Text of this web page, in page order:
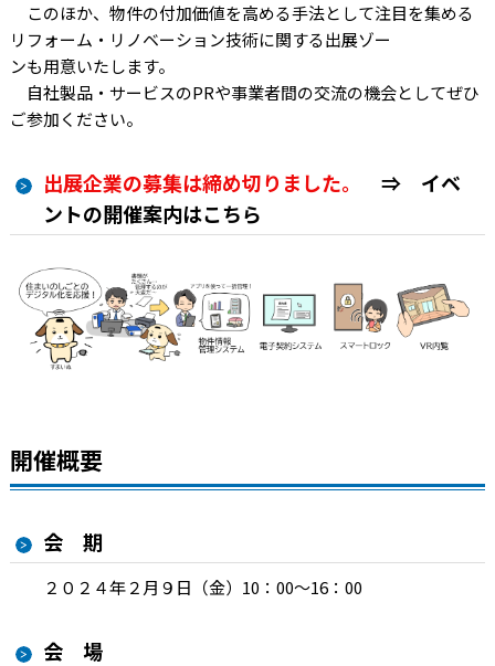
このほか、物件の付加価値を高める手法として注目を集める
リフォーム・リノベーション技術に関する出展ゾー
ンも用意いたします。
自社製品・サービスのPRや事業者間の交流の機会としてぜひ
ご参加ください。
出展企業の募集は締め切りました。 ⇒ イベ
ントの開催案内はこちら
開催概要
会 期
２０２４年２月９日（金）10：00～16：00
会 場